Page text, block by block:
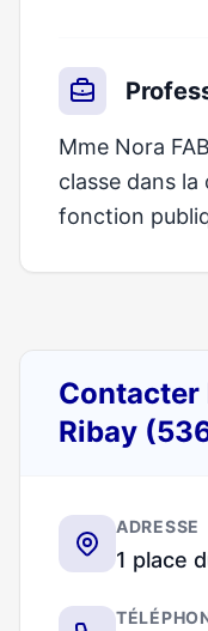
Mme Nora
classe dans la
fonction
Contacter
Ribay
ADRESSE
1 place